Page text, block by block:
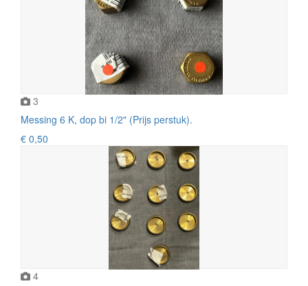
3
Messing 6 K, dop bi 1/2" (Prijs perstuk).
€ 0,50
4